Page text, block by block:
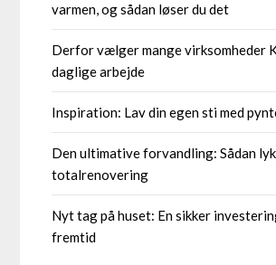
varmen, og sådan løser du det
Derfor vælger mange virksomheder
daglige arbejde
Inspiration: Lav din egen sti med
Den ultimative forvandling: Sådan
totalrenovering
Nyt tag på huset: En sikker
fremtid